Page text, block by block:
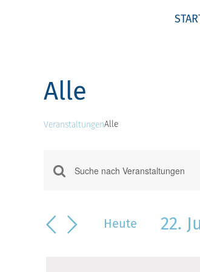
Alle
VeranstaltungenAlle
für
Juli
2024
und
Ansichten,
Bitte
Suche
nach
Heute
22.